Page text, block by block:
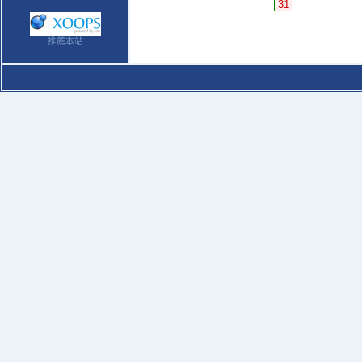
推薦本站
31